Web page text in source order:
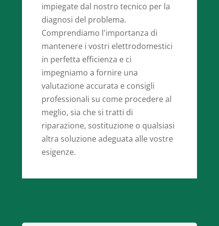
impiegate dal nostro tecnico per la
diagnosi del problema.
Comprendiamo l'importanza di
mantenere i vostri elettrodomestici
in perfetta efficienza e ci
impegniamo a fornire una
valutazione accurata e consigli
professionali su come procedere al
meglio, sia che si tratti di
riparazione, sostituzione o qualsiasi
altra soluzione adeguata alle vostre
esigenze.